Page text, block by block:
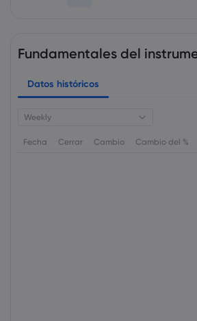
Fundamentales del
Datos históricos
Weekly
Fecha Cerrar Cambio Cambio del %